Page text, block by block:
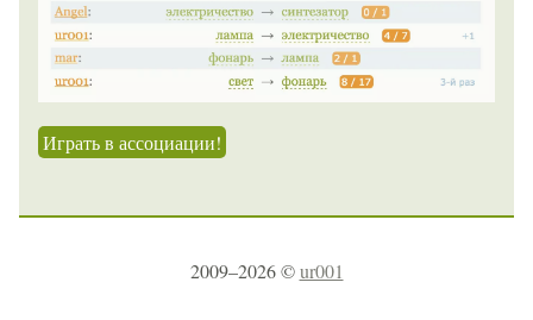
Играть в ассоциации!
2009–2026 ©ur001